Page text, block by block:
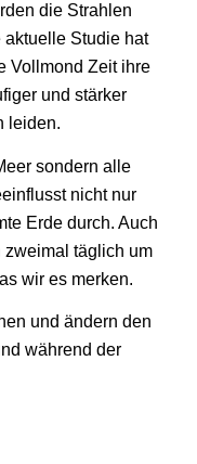
die Strahlen
Studie hat
Vollmond Zeit ihre
und stärker
leiden.
sondern alle
nicht nur
Erde durch. Auch
zweimal täglich um
wir es merken.
und ändern den
während der